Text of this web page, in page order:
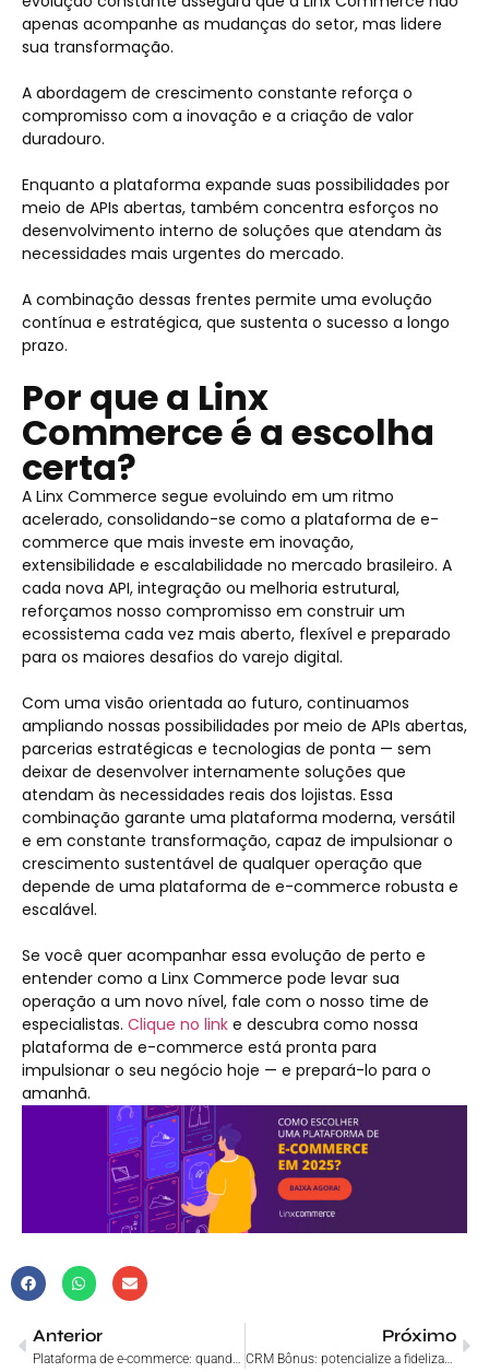
apenas acompanhe as mudanças do setor, mas lidere
sua transformação.
A abordagem de crescimento constante reforça o
compromisso com a inovação e a criação de valor
duradouro.
Enquanto a plataforma expande suas possibilidades por
meio de APIs abertas, também concentra esforços no
desenvolvimento interno de soluções que atendam às
necessidades mais urgentes do mercado.
A combinação dessas frentes permite uma evolução
contínua e estratégica, que sustenta o sucesso a longo
prazo.
Por que a Linx
Commerce é a escolha
certa?
A Linx Commerce segue evoluindo em um ritmo
acelerado, consolidando-se como a plataforma de e-
commerce que mais investe em inovação,
extensibilidade e escalabilidade no mercado brasileiro. A
cada nova API, integração ou melhoria estrutural,
reforçamos nosso compromisso em construir um
ecossistema cada vez mais aberto, flexível e preparado
para os maiores desafios do varejo digital.
Com uma visão orientada ao futuro, continuamos
ampliando nossas possibilidades por meio de APIs abertas,
parcerias estratégicas e tecnologias de ponta — sem
deixar de desenvolver internamente soluções que
atendam às necessidades reais dos lojistas. Essa
combinação garante uma plataforma moderna, versátil
e em constante transformação, capaz de impulsionar o
crescimento sustentável de qualquer operação que
depende de uma plataforma de e-commerce robusta e
escalável.
Se você quer acompanhar essa evolução de perto e
entender como a Linx Commerce pode levar sua
operação a um novo nível, fale com o nosso time de
especialistas. Clique no link e descubra como nossa
plataforma de e-commerce está pronta para
impulsionar o seu negócio hoje — e prepará-lo para o
amanhã.
Anterior Próximo
CRM Bônus: potencialize a fidelização do seus clientes